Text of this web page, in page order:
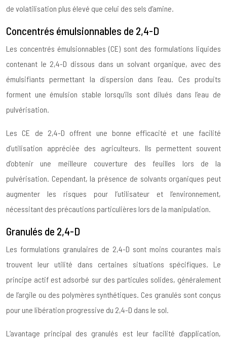
de volatilisation plus élevé que celui des sels d’amine.
Concentrés émulsionnables de 2,4-D
Les concentrés émulsionnables (CE) sont des formulations liquides
contenant le 2,4-D dissous dans un solvant organique, avec des
émulsifiants permettant la dispersion dans l’eau. Ces produits
forment une émulsion stable lorsqu’ils sont dilués dans l’eau de
pulvérisation.
Les CE de 2,4-D offrent une bonne efficacité et une facilité
d’utilisation appréciée des agriculteurs. Ils permettent souvent
d’obtenir une meilleure couverture des feuilles lors de la
pulvérisation. Cependant, la présence de solvants organiques peut
augmenter les risques pour l’utilisateur et l’environnement,
nécessitant des précautions particulières lors de la manipulation.
Granulés de 2,4-D
Les formulations granulaires de 2,4-D sont moins courantes mais
trouvent leur utilité dans certaines situations spécifiques. Le
principe actif est adsorbé sur des particules solides, généralement
de l’argile ou des polymères synthétiques. Ces granulés sont conçus
pour une libération progressive du 2,4-D dans le sol.
L’avantage principal des granulés est leur facilité d’application,